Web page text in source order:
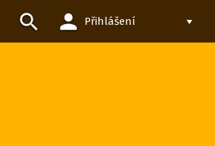
search person Přihlášení